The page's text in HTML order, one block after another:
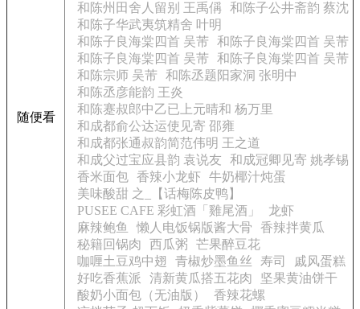
随便看
和陈州田舍人留别 王禹偁 和陈子公井斋韵 蔡沈
和陈子华武夷筑精舍 叶明
和陈子良海棠四首 吴芾
和陈子良海棠四首 吴芾
和陈子良海棠四首 吴芾
和陈子良海棠四首 吴芾
和陈宗师 吴芾
和陈丞题阳家洞 张明中
和陈丞彦能韵 王炎
和陈蹇叔郎中乙已上元晴和 杨万里
和成都俞公达运使见寄 邵雍
和成都张通叔韵简范伟明 王之道
和成父过宝应县韵 袁说友
和成冠卿见寄 姚孝锡
香米面包 香辣小龙虾
牛奶椰汁炖蛋
美味酸甜 之_【话梅陈皮鸭】
PUSEE CAFE 彩虹酒「雞尾酒」
龙虾
麻辣鲍鱼
懒人电饭锅版酱大骨
香辣拌黄瓜
秘籍回锅肉
西瓜粥
芒果醉豆花
咖喱土豆鸡中翅
青椒炒墨鱼丝 寿司
戚风蛋糕
好吃香蕉派
清新黄瓜搭五花肉
坚果黄油饼干
酸奶小面包（无油版）
香辣花螺